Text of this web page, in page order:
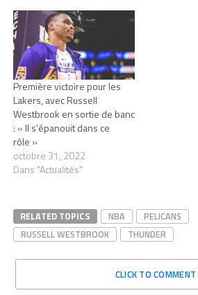
Première victoire pour les
Lakers, avec Russell
Westbrook en sortie de banc
: « Il s’épanouit dans ce
rôle »
octobre 31, 2022
Dans "Actualités"
RELATED TOPICS NBA
PELICANS
RUSSELL WESTBROOK
THUNDER
CLICK TO COMMENT